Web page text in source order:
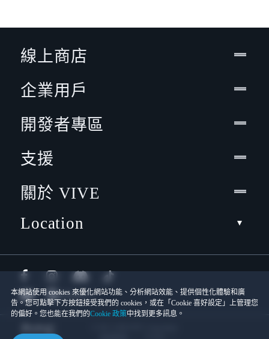
本網站使用 cookies 來優化網站功能、分析網站效能、提供個性化體驗和廣
告。您可點擊下方按鈕接受我們的 cookies，或在「Cookie 喜好設定」上管理您
的偏好。您也能在我們的Cookie 政策中找到更多訊息。
線上商店
企業用戶
開發者專區
支援
關於 VIVE
Location